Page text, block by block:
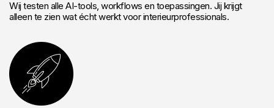
Wij testen alle AI-tools, workflows en toepassingen. Jij krijgt
alleen te zien wat écht werkt voor interieurprofessionals.